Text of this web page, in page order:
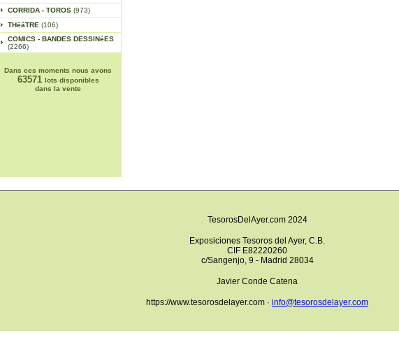
CORRIDA - TOROS (973)
THéâTRE (106)
COMICS - BANDES DESSINéES
(2266)
Dans ces moments nous avons
63571 lots disponibles
dans la vente
TesorosDelAyer.com 2024
Exposiciones Tesoros del Ayer, C.B.
CIF E82220260
c/Sangenjo, 9 - Madrid 28034
Javier Conde Catena
https://www.tesorosdelayer.com · info@tesorosdelayer.com